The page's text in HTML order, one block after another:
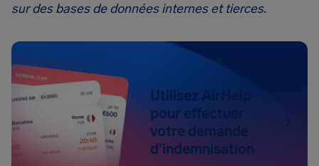
sur des bases de données internes et tierces.
Utilisez AirHelp
pour effectuer
votre demande
d'indemnisation